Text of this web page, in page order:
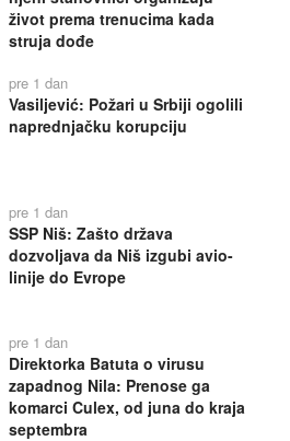
život prema trenucima kada
struja dođe
pre 1 dan
Vasiljević: Požari u Srbiji ogolili
naprednjačku korupciju
pre 1 dan
SSP Niš: Zašto država
dozvoljava da Niš izgubi avio-
linije do Evrope
pre 1 dan
Direktorka Batuta o virusu
zapadnog Nila: Prenose ga
komarci Culex, od juna do kraja
septembra